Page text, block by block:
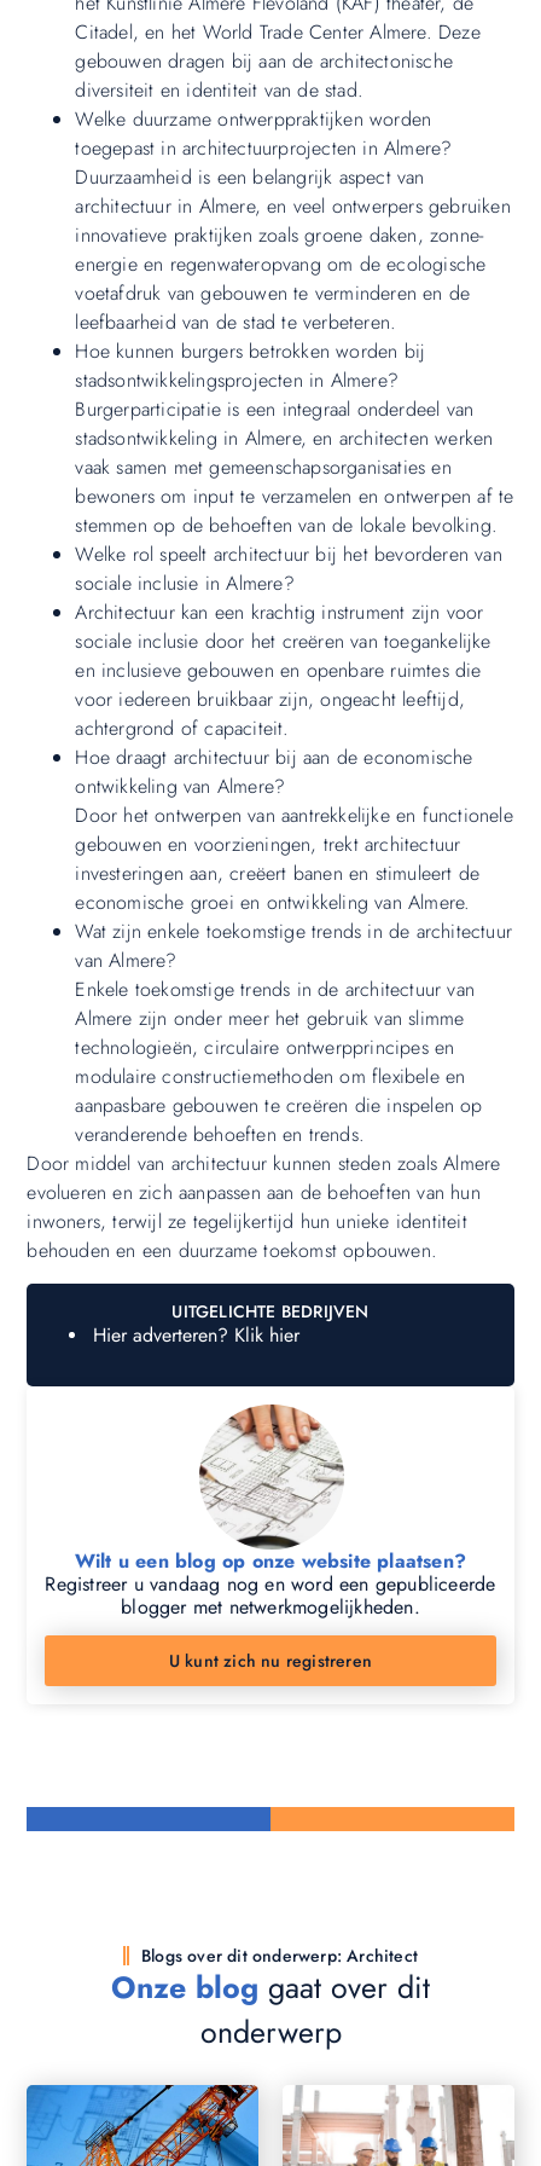
Citadel, en het World Trade Center Almere. Deze
gebouwen dragen bij aan de architectonische
diversiteit en identiteit van de stad.
Welke duurzame ontwerppraktijken worden
toegepast in architectuurprojecten in Almere?
Duurzaamheid is een belangrijk aspect van
architectuur in Almere, en veel ontwerpers gebruiken
innovatieve praktijken zoals groene daken, zonne-
energie en regenwateropvang om de ecologische
voetafdruk van gebouwen te verminderen en de
leefbaarheid van de stad te verbeteren.
Hoe kunnen burgers betrokken worden bij
stadsontwikkelingsprojecten in Almere?
Burgerparticipatie is een integraal onderdeel van
stadsontwikkeling in Almere, en architecten werken
vaak samen met gemeenschapsorganisaties en
bewoners om input te verzamelen en ontwerpen af te
stemmen op de behoeften van de lokale bevolking.
Welke rol speelt architectuur bij het bevorderen van
sociale inclusie in Almere?
Architectuur kan een krachtig instrument zijn voor
sociale inclusie door het creëren van toegankelijke
en inclusieve gebouwen en openbare ruimtes die
voor iedereen bruikbaar zijn, ongeacht leeftijd,
achtergrond of capaciteit.
Hoe draagt architectuur bij aan de economische
ontwikkeling van Almere?
Door het ontwerpen van aantrekkelijke en functionele
gebouwen en voorzieningen, trekt architectuur
investeringen aan, creëert banen en stimuleert de
economische groei en ontwikkeling van Almere.
Wat zijn enkele toekomstige trends in de architectuur
van Almere?
Enkele toekomstige trends in de architectuur van
Almere zijn onder meer het gebruik van slimme
technologieën, circulaire ontwerpprincipes en
modulaire constructiemethoden om flexibele en
aanpasbare gebouwen te creëren die inspelen op
veranderende behoeften en trends.
Door middel van architectuur kunnen steden zoals Almere
evolueren en zich aanpassen aan de behoeften van hun
inwoners, terwijl ze tegelijkertijd hun unieke identiteit
behouden en een duurzame toekomst opbouwen.
UITGELICHTE BEDRIJVEN
Hier adverteren? Klik hier
Wilt u een blog op onze website plaatsen?
Registreer u vandaag nog en word een gepubliceerde
blogger met netwerkmogelijkheden.
U kunt zich nu registreren
Blogs over dit onderwerp: Architect
Onze blog gaat over dit
onderwerp